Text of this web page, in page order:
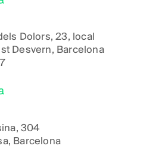
Dolors, 23, local
Desvern, Barcelona
304
Barcelona